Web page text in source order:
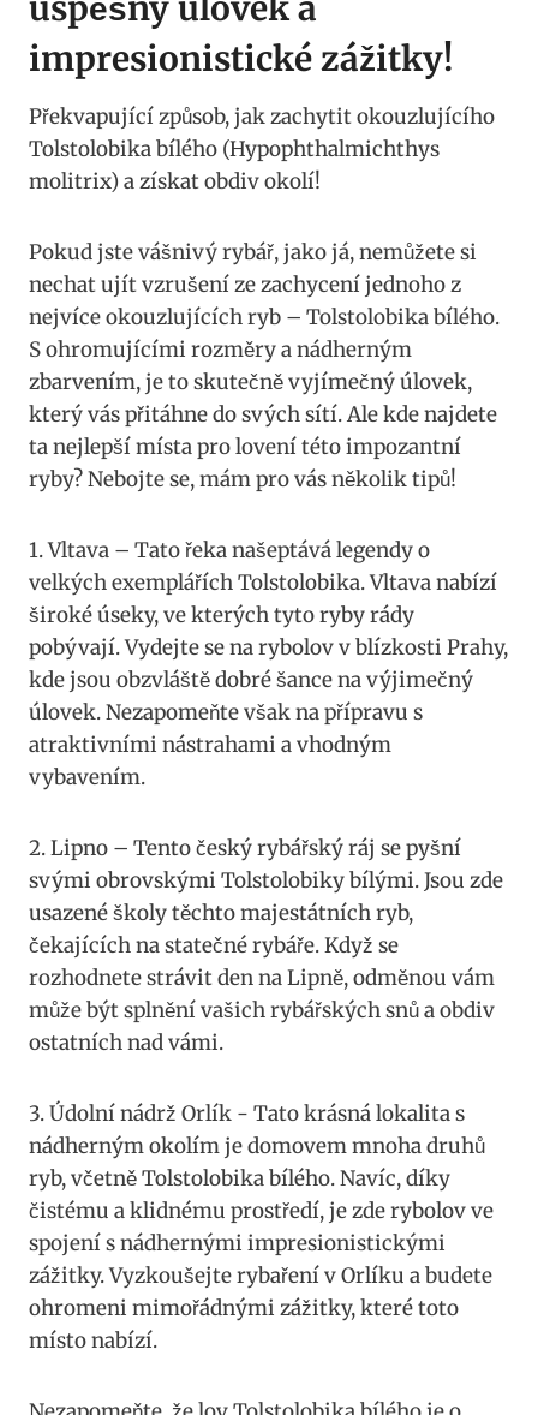
impresionistické‌ zážitky!
Překvapující‌ způsob, jak zachytit ⁢okouzlujícího
Tolstolobika bílého (Hypophthalmichthys
molitrix) a‌ získat‌ obdiv okolí!
Pokud jste vášnivý rybář, jako já, nemůžete si
nechat ujít vzrušení ⁣ze zachycení jednoho z
nejvíce⁣ okouzlujících ryb – Tolstolobika bílého.
S ohromujícími rozměry a nádherným
zbarvením, je to skutečně vyjímečný úlovek,
který​ vás přitáhne⁤ do svých sítí.‍ Ale kde najdete
ta nejlepší místa pro lovení této⁣ impozantní
ryby? ⁢Nebojte se, mám ‍pro vás několik tipů!
1. Vltava – Tato ⁣řeka našeptává⁣ legendy o
velkých‌ exemplářích Tolstolobika. Vltava nabízí
široké úseky, ‍ve ‍kterých tyto ryby rády
⁤pobývají. ‍Vydejte se na rybolov v blízkosti Prahy,
kde jsou obzvláště‌ dobré šance na výjimečný⁢
úlovek. Nezapomeňte⁤ však na ⁣přípravu s
‍atraktivními nástrahami‌ a vhodným
vybavením.
2. Lipno – Tento ⁤český rybářský​ ráj se​ pyšní
svými obrovskými Tolstolobiky⁢ bílými. Jsou zde
usazené školy těchto majestátních ryb,⁢
čekajících na statečné rybáře. Když se⁤
rozhodnete strávit ⁤den na Lipně, odměnou vám
‍může⁣ být splnění vašich⁢ rybářských snů a obdiv
ostatních nad ⁤vámi.
3.‍ Údolní ‌nádrž Orlík ⁤- Tato krásná lokalita s⁣
nádherným​ okolím je‌ domovem mnoha ‌druhů
ryb, včetně Tolstolobika ⁢bílého. Navíc, díky
čistému a klidnému prostředí, je zde rybolov ve
spojení s nádhernými impresionistickými
⁢zážitky. Vyzkoušejte rybaření v Orlíku ​a​ budete
ohromeni mimořádnými ⁢zážitky, které toto
místo nabízí.